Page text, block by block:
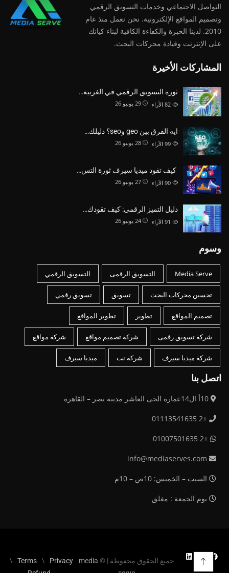
التواصل الاجتماعي وخدمات التسويق الرقمي
وتصميم المواقع الإلكترونية. نحن نعمل منذ عام
2010. لدينا الخبرة والكفاءة الكافية لبناء كيانك
على الإنترنت وقيادة محركات البحث.
المشاركات الأخيرة
ثورة التسويق الرقمي في الغربية…
29 يونيو 26 الآراء
ايه الفرق بين geo وseo؟ دليلك…
28 يونيو 26 الآراء
كيف تقود ميديا سيرف ثورة التس…
27 يونيو 26 الآراء
دليل التميز الرقمي: كيف تقودك…
24 يونيو 26 الآراء
وسوم
Media Serve التسويق الرقمى التسويق الرقمي
تحسين محركات البحث تسويق تسويق رقمي
تصميم المواقع تطوير تطوير المواقع
شركة تسويق رقمى شركة تصميم مواقع شركة مواقع
شركة ميديا سيرف شركة نت ميديا سيرف
اتصل بنا
+2 01113541635
+2 01007501635
السبت – الخميس: 10ص – 10م
يوم الجمعة : مغلق
جميع الحقوق محفوظة | © media
Privacy
Terms